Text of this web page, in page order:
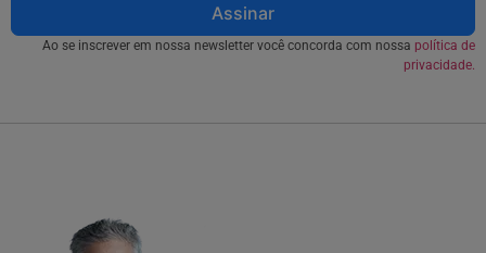
Assinar
Ao se inscrever em nossa newsletter você concorda com nossa política de
privacidade.